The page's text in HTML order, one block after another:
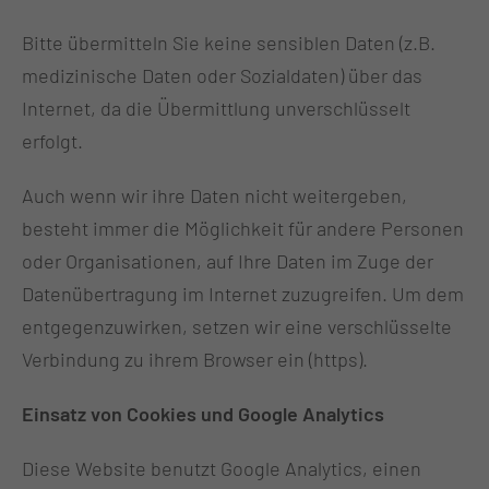
Bitte übermitteln Sie keine sensiblen Daten (z.B.
medizinische Daten oder Sozialdaten) über das
Internet, da die Übermittlung unverschlüsselt
erfolgt.
Auch wenn wir ihre Daten nicht weitergeben,
besteht immer die Möglichkeit für andere Personen
oder Organisationen, auf Ihre Daten im Zuge der
Datenübertragung im Internet zuzugreifen. Um dem
entgegenzuwirken, setzen wir eine verschlüsselte
Verbindung zu ihrem Browser ein (https).
Einsatz von Cookies und Google Analytics
Diese Website benutzt Google Analytics, einen